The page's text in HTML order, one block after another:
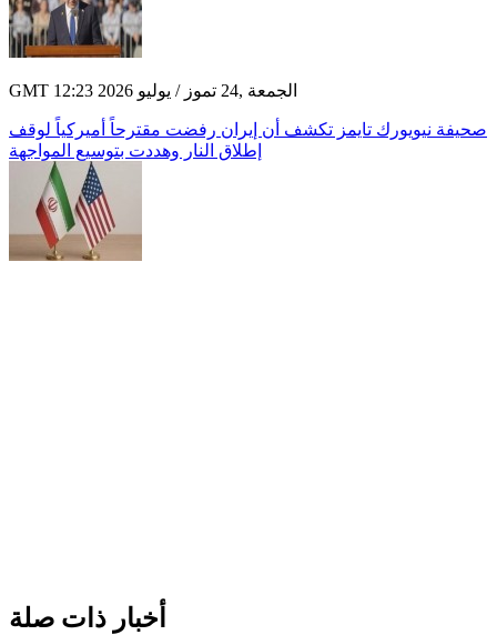
GMT 12:23 2026 الجمعة ,24 تموز / يوليو
صحيفة نيويورك تايمز تكشف أن إيران رفضت مقترحاً أميركياً لوقف
إطلاق النار وهددت بتوسيع المواجهة
أخبار ذات صلة